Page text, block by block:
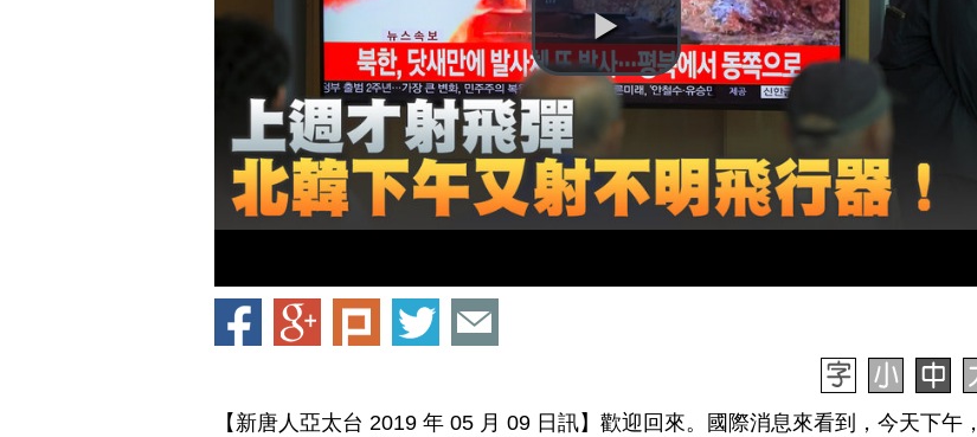
【新唐人亞太台 2019 年 05 月 09 日訊】歡迎回來。國際消息來看到，今天下午，